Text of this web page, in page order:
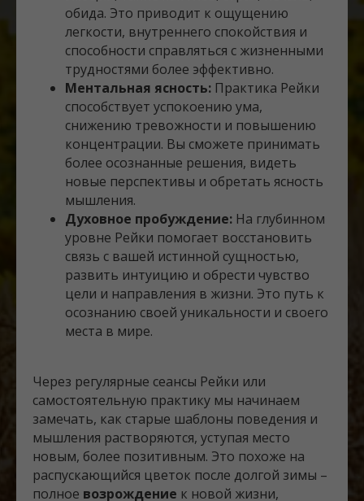
обида. Это приводит к ощущению
легкости, внутреннего спокойствия и
способности справляться с жизненными
трудностями более эффективно.
Ментальная ясность: Практика Рейки
способствует успокоению ума,
снижению тревожности и повышению
концентрации. Вы сможете принимать
более осознанные решения, видеть
новые перспективы и обретать ясность
мышления.
Духовное пробуждение: На глубинном
уровне Рейки помогает восстановить
связь с вашей истинной сущностью,
развить интуицию и обрести чувство
цели и направления в жизни. Это путь к
осознанию своей уникальности и своего
места в мире.
Через регулярные сеансы Рейки или
самостоятельную практику мы начинаем
замечать, как старые шаблоны поведения и
мышления растворяются, уступая место
новым, более позитивным. Это похоже на
распускающийся цветок после долгой зимы –
полное возрождение к новой жизни,